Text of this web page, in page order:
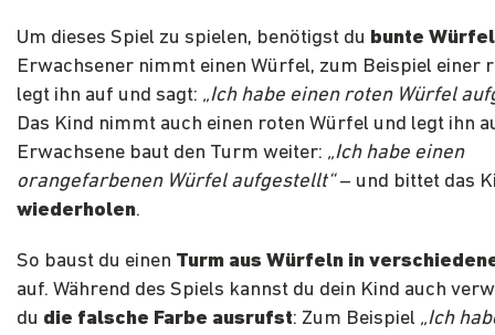
Um dieses Spiel zu spielen, benötigst du bunte Würfel
Erwachsener nimmt einen Würfel, zum Beispiel einer
legt ihn auf und sagt: „Ich habe einen roten Würfel
Das Kind nimmt auch einen roten Würfel und legt ihn
Erwachsene baut den Turm weiter: „Ich habe einen
orangefarbenen Würfel aufgestellt“– und bittet das
wiederholen.
So baust du einen Turm aus Würfeln in
auf. Während des Spiels kannst du dein Kind auch
du die falsche Farbe ausrufst: Zum Beispiel „Ich